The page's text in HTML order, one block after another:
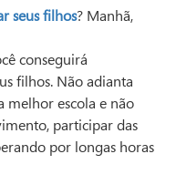
seus filhos? Manhã,
conseguirá
filhos. Não adianta
melhor escola e não
participar das
por longas horas